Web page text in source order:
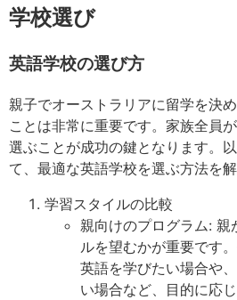
学校選び
英語学校の選び方
親子でオーストラリアに留学を決
ことは非常に重要です。家族全員
選ぶことが成功の鍵となります。
て、最適な英語学校を選ぶ方法を解
学習スタイルの比較
親向けのプログラム: 親
ルを望むかが重要です
英語を学びたい場合や
い場合など、目的に応